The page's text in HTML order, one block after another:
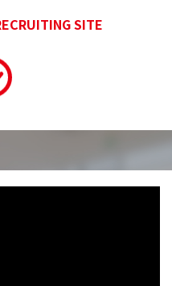
SITE